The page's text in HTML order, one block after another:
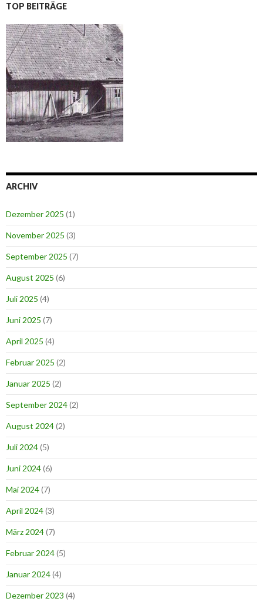
TOP BEITRÄGE
ARCHIV
Dezember 2025 (1)
November 2025 (3)
September 2025 (7)
August 2025 (6)
Juli 2025 (4)
Juni 2025 (7)
April 2025 (4)
Februar 2025 (2)
Januar 2025 (2)
September 2024(2)
August 2024(2)
Juli 2024(5)
Juni 2024(6)
Mai 2024(7)
April 2024(3)
März 2024(7)
Februar 2024(5)
Januar 2024(4)
Dezember 2023 (4)